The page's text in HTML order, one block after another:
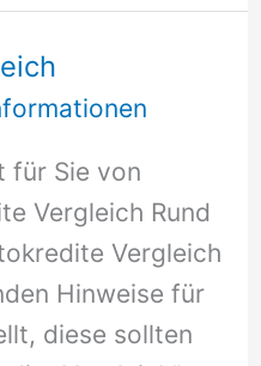
für Sie von
Vergleich Rund
Vergleich
Hinweise für
diese sollten